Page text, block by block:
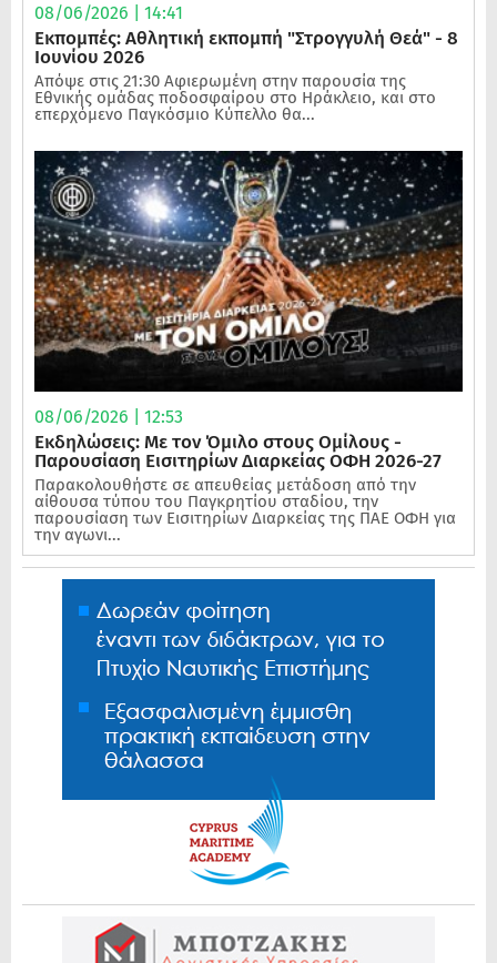
08/06/2026 | 14:41
Εκπομπές: Αθλητική εκπομπή "Στρογγυλή Θεά" - 8
Ιουνίου 2026
Απόψε στις 21:30 Αφιερωμένη στην παρουσία της
Εθνικής ομάδας ποδοσφαίρου στο Ηράκλειο, και στο
επερχόμενο Παγκόσμιο Κύπελλο θα...
08/06/2026 | 12:53
Εκδηλώσεις: Με τον Όμιλο στους Ομίλους -
Παρουσίαση Εισιτηρίων Διαρκείας ΟΦΗ 2026-27
Παρακολουθήστε σε απευθείας μετάδοση από την
αίθουσα τύπου του Παγκρητίου σταδίου, την
παρουσίαση των Εισιτηρίων Διαρκείας της ΠΑΕ ΟΦΗ για
την αγωνι...